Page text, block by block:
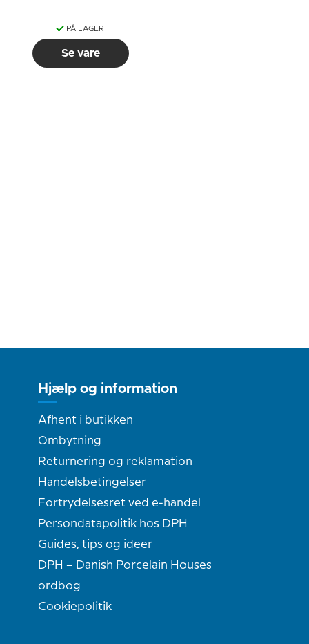
PÅ LAGER
Se vare
Hjælp og information
Afhent i butikken
Ombytning
Returnering og reklamation
Handelsbetingelser
Fortrydelsesret ved e-handel
Persondatapolitik hos DPH
Guides, tips og ideer
DPH – Danish Porcelain Houses
ordbog
Cookiepolitik